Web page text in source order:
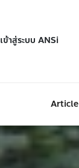
เข้าสู่ระบบ ANSi
Article